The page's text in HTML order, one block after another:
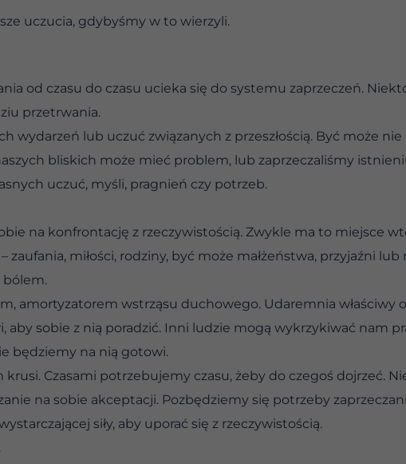
uczucia, gdybyśmy w to wierzyli.
od czasu do czasu ucieka się do systemu zaprzeczeń.
przetrwania.
wydarzeń lub uczuć związanych z przeszłością. Być może nie
bliskich może mieć problem, lub zaprzeczaliśmy
uczuć, myśli, pragnień czy potrzeb.
na konfrontację z rzeczywistością. Zwykle ma to miejsce
miłości, rodziny, być może małżeństwa, przyjaźni lub
bólem.
amortyzatorem wstrząsu duchowego. Udaremnia właściwy
aby sobie z nią poradzić. Inni ludzie mogą wykrzykiwać nam
będziemy na nią gotowi.
Czasami potrzebujemy czasu, żeby do czegoś dojrzeć.
na sobie akceptacji. Pozbędziemy się potrzeby
siły, aby uporać się z rzeczywistością.